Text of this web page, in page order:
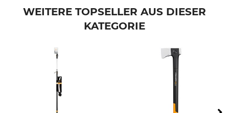
WEITERE TOPSELLER AUS DIESER
KATEGORIE